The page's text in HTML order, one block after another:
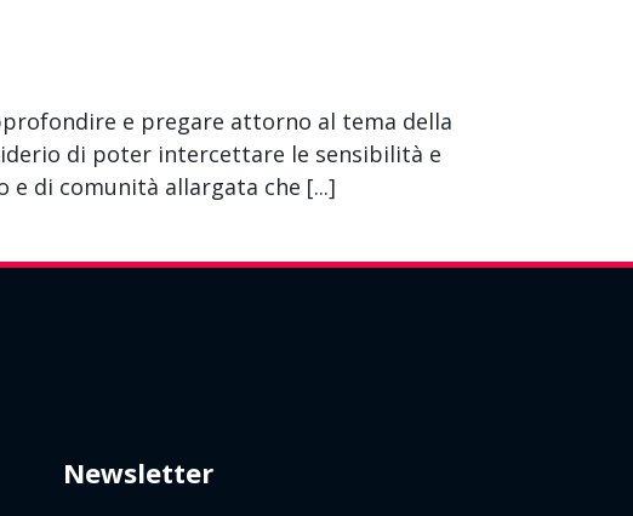
e pregare attorno al tema della
di poter intercettare le sensibilità e
di comunità allargata che [...]
Newsletter